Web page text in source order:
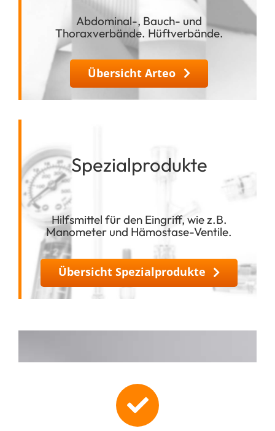
Abdominal-, Bauch- und
Thoraxverbände. Hüftverbände.
Übersicht Arteo
Spezialprodukte
Hilfsmittel für den Eingriff, wie z.B.
Manometer und Hämostase-Ventile.
Übersicht Spezialprodukte